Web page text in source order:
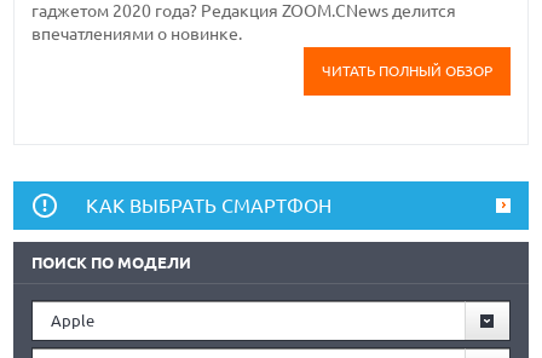
гаджетом 2020 года? Редакция ZOOM.CNews делится
впечатлениями о новинке.
ЧИТАТЬ ПОЛНЫЙ ОБЗОР
КАК ВЫБРАТЬ СМАРТФОН
ПОИСК ПО МОДЕЛИ
Apple